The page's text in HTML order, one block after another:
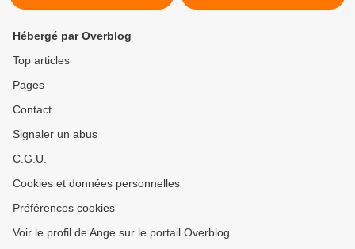
Hébergé par Overblog
Top articles
Pages
Contact
Signaler un abus
C.G.U.
Cookies et données personnelles
Préférences cookies
Voir le profil de Ange sur le portail Overblog